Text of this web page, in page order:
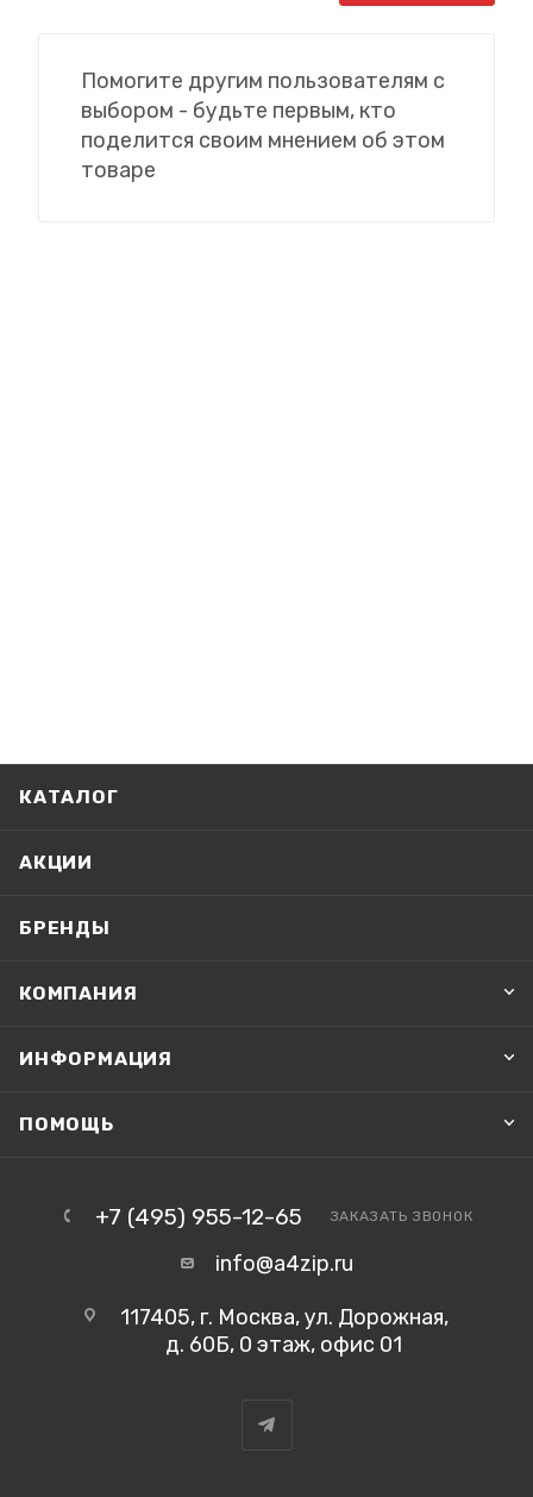
Помогите другим пользователям с
выбором - будьте первым, кто
поделится своим мнением об этом
товаре
КАТАЛОГ
АКЦИИ
БРЕНДЫ
КОМПАНИЯ
ИНФОРМАЦИЯ
ПОМОЩЬ
+7 (495) 955-12-65 ЗАКАЗАТЬ ЗВОНОК
info@a4zip.ru
117405, г. Москва, ул. Дорожная,
д. 60Б, 0 этаж, офис 01